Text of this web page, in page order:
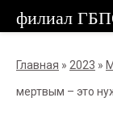
Главная » 2023 »
мертвым – это